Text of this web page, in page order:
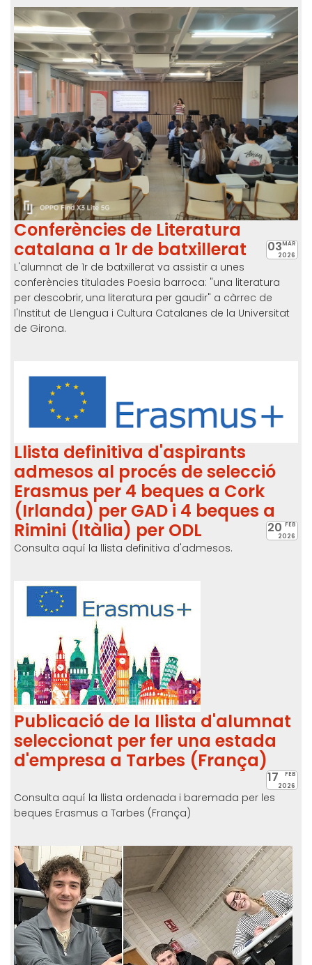
Conferències de Literatura
catalana a 1r de batxillerat
03MAR
2026
L'alumnat de 1r de batxillerat va assistir a unes
conferències titulades Poesia barroca: "una literatura
per descobrir, una literatura per gaudir" a càrrec de
l'Institut de Llengua i Cultura Catalanes de la Universitat
de Girona.
Llista definitiva d'aspirants
admesos al procés de selecció
Erasmus per 4 beques a Cork
(Irlanda) per GAD i 4 beques a
Rimini (Itàlia) per ODL
20 FEB
2026
Consulta aquí la llista definitiva d'admesos.
Publicació de la llista d'alumnat
seleccionat per fer una estada
d'empresa a Tarbes (França)
17 FEB
2026
Consulta aquí la llista ordenada i baremada per les
beques Erasmus a Tarbes (França)